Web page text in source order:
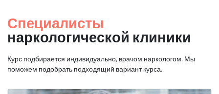
Специалисты
наркологической клиники
Курс подбирается индивидуально, врачом наркологом. Мы
поможем подобрать подходящий вариант курса.